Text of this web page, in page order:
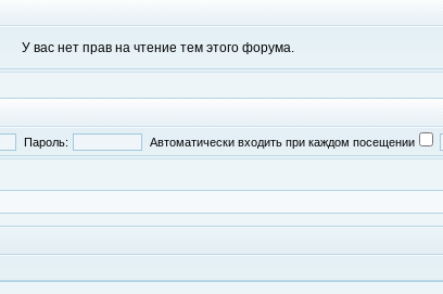
У вас нет прав на чтение тем этого форума.
Пароль: Автоматически входить при каждом посещении